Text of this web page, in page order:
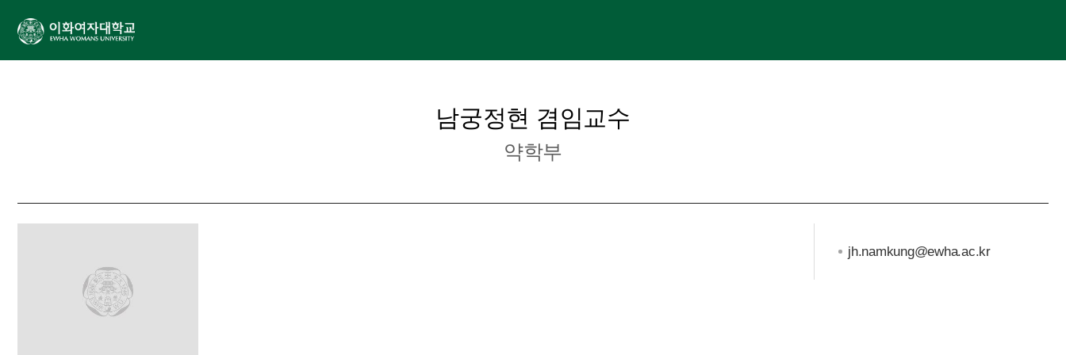
남궁정현 겸임교수
약학부
jh.namkung@ewha.ac.kr